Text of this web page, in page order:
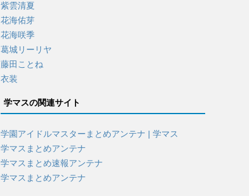
紫雲清夏
花海佑芽
花海咲季
葛城リーリヤ
藤田ことね
衣装
学マスの関連サイト
学園アイドルマスターまとめアンテナ | 学マス
学マスまとめアンテナ
学マスまとめ速報アンテナ
学マスまとめアンテナ